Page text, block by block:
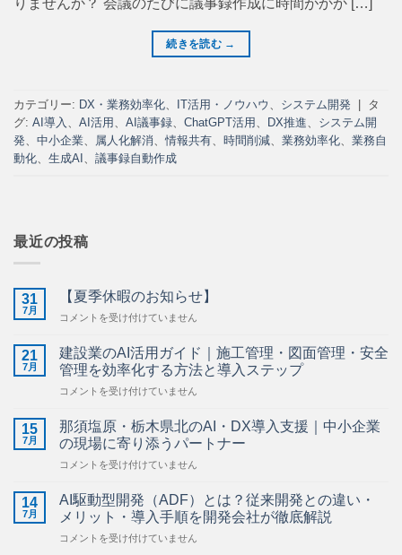
続きを読む →
カテゴリー: DX・業務効率化 IT活用・ノウハウ システム開発
タ
グ: AI導入 AI活用 AI議事録 ChatGPT活用 DX推進
システム開
発
中小企業 属人化解消 、情報共有 時間削減 業務効率化
業務自
動化
生成AI 議事録自動作成
最近の投稿
31
7月
【夏季休暇のお知らせ】
【夏
休
暇
の
お
ら
せ】
コメントを受け付けていません
21
7月
建設業のAI活用ガイド｜施工管理・図面管理・安全
管理を効率化する方法と導入ステップ
建
業
の
AI
活
ガ
｜
コメントを受け付けていません
15
7月
那須塩原・栃木県北のAI・DX導入支援｜中小企業
の現場に寄り添うパートナー
那
塩
原・
栃
木
コメントを受け付けていません
14
7月
AI駆動型開発（ADF）とは？従来開発との違い・
メリット・導入手順を開発会社が徹底解説
AI
コメントを受け付けていません